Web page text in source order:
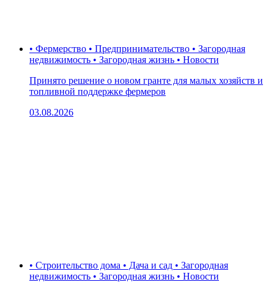
• Фермерство • Предпринимательство • Загородная
недвижимость • Загородная жизнь • Новости
Принято решение о новом гранте для малых хозяйств и
топливной поддержке фермеров
03.08.2026
• Строительство дома • Дача и сад • Загородная
недвижимость • Загородная жизнь • Новости